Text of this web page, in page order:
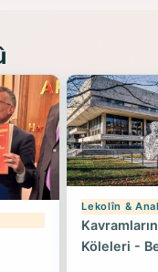
Lekolîn &
Köleleri -